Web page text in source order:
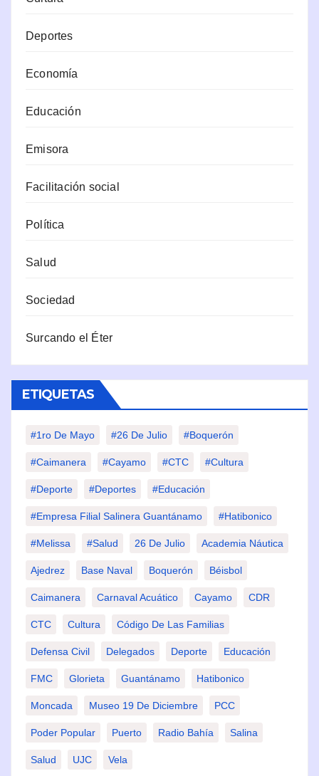
Deportes
Economía
Educación
Emisora
Facilitación social
Política
Salud
Sociedad
Surcando el Éter
ETIQUETAS
#1ro De Mayo #26 De Julio #Boquerón
#Caimanera #Cayamo #CTC #Cultura
#Deporte #deportes #Educación
#Empresa Filial Salinera Guantánamo #Hatibonico
#Melissa #Salud 26 De Julio Academia Náutica
Ajedrez Base Naval Boquerón Béisbol
Caimanera Carnaval Acuático Cayamo CDR
CTC Cultura Código De Las Familias
Defensa Civil Delegados Deporte Educación
FMC Glorieta Guantánamo Hatibonico
Moncada Museo 19 De Diciembre PCC
Poder Popular Puerto Radio Bahía Salina
Salud UJC Vela